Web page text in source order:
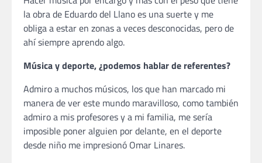
la obra de Eduardo del Llano es una suerte y me
obliga a estar en zonas a veces desconocidas, pero de
ahí siempre aprendo algo.
Música y deporte, ¿podemos hablar de referentes?
Admiro a muchos músicos, los que han marcado mi
manera de ver este mundo maravilloso, como también
admiro a mis profesores y a mi familia, me sería
imposible poner alguien por delante, en el deporte
desde niño me impresionó Omar Linares.